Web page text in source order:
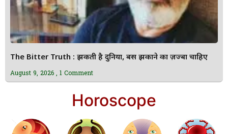
The Bitter Truth : झुकती है दुनिया, बस झुकाने का ज़ज्बा चाहिए
August 9, 2026 1 Comment
Horoscope